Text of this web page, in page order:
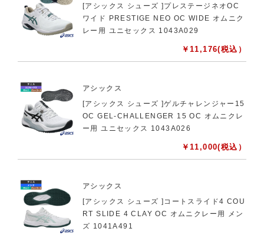
[アシックス シューズ ]プレステージネオOC
ワイド PRESTIGE NEO OC WIDE オムニク
レー用 ユニセックス 1043A029
￥ 11,176(税込）
アシックス
[アシックス シューズ ]ゲルチャレンジャー15
OC GEL-CHALLENGER 15 OC オムニクレ
ー用 ユニセックス 1043A026
￥ 11,000(税込）
アシックス
[アシックス シューズ ]コートスライド4 COU
RT SLIDE 4 CLAY OC オムニクレー用 メン
ズ 1041A491